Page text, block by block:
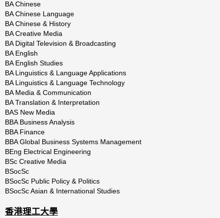
BA Chinese
BA Chinese Language
BA Chinese & History
BA Creative Media
BA Digital Television & Broadcasting
BA English
BA English Studies
BA Linguistics & Language Applications
BA Linguistics & Language Technology
BA Media & Communication
BA Translation & Interpretation
BAS New Media
BBA Business Analysis
BBA Finance
BBA Global Business Systems Management
BEng Electrical Engineering
BSc Creative Media
BSocSc
BSocSc Public Policy & Politics
BSocSc Asian & International Studies
香港理工大學